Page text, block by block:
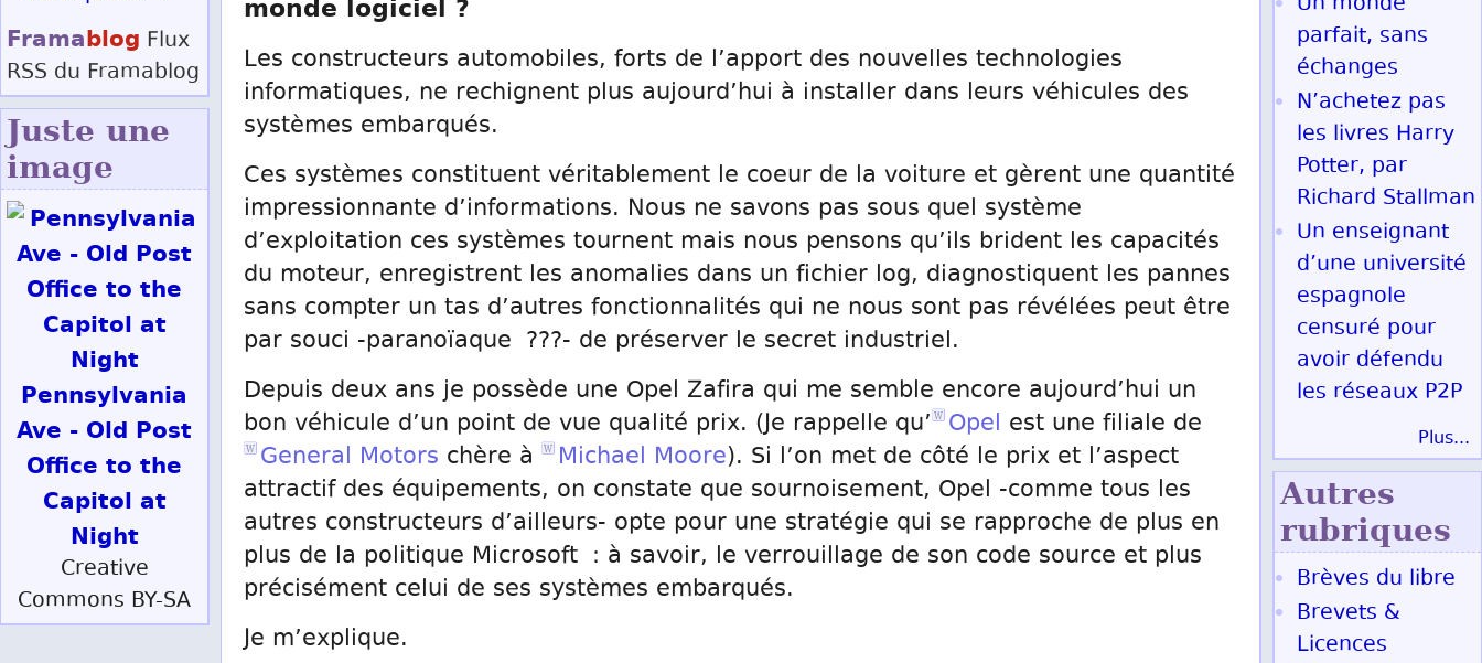
monde logiciel ?
Les constructeurs automobiles, forts de l’apport des nouvelles technologies
informatiques, ne rechignent plus aujourd’hui à installer dans leurs véhicules des
systèmes embarqués.
Ces systèmes constituent véritablement le coeur de la voiture et gèrent une quantité
impressionnante d’informations. Nous ne savons pas sous quel système
d’exploitation ces systèmes tournent mais nous pensons qu’ils brident les capacités
du moteur, enregistrent les anomalies dans un fichier log, diagnostiquent les pannes
sans compter un tas d’autres fonctionnalités qui ne nous sont pas révélées peut être
par souci -paranoïaque ???- de préserver le secret industriel.
Depuis deux ans je possède une Opel Zafira qui me semble encore aujourd’hui un
bon véhicule d’un point de vue qualité prix. (Je rappelle qu’ Opel est une filiale de
General Motors chère à Michael Moore). Si l’on met de côté le prix et l’aspect
attractif des équipements, on constate que sournoisement, Opel -comme tous les
autres constructeurs d’ailleurs- opte pour une stratégie qui se rapproche de plus en
plus de la politique Microsoft : à savoir, le verrouillage de son code source et plus
précisément celui de ses systèmes embarqués.
Je m’explique.
parfait, sans
échanges
N’achetez pas
les livres Harry
Potter, par
Richard Stallman
Un enseignant
d’une université
espagnole
censuré pour
avoir défendu
les réseaux P2P
Plus...
Autres
rubriques
Brèves du libre
Brevets &
Licences
Framablog Flux
RSS du Framablog
Juste une
image
Pennsylvania
Ave - Old Post
Office to the
Capitol at
Night
Creative
Commons BY-SA